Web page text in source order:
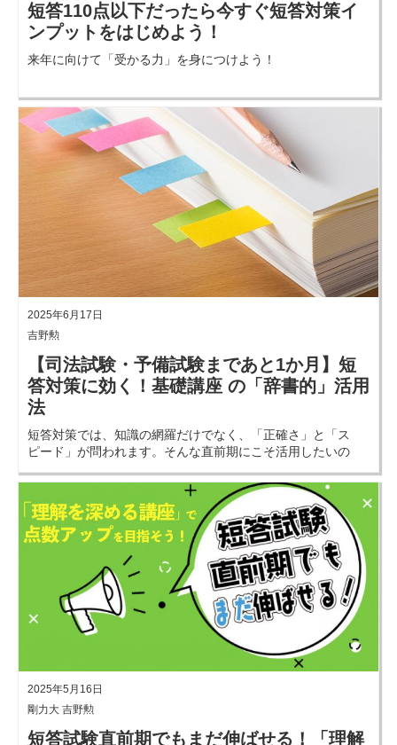
短答110点以下だったら今すぐ短答対策イ
ンプットをはじめよう！
来年に向けて「受かる力」を身につけよう！
2025年6月17日
吉野勲
【司法試験・予備試験まであと1か月】短
答対策に効く！基礎講座 の「辞書的」活用
法
短答対策では、知識の網羅だけでなく、「正確さ」と「ス
ピード」が問われます。そんな直前期にこそ活用したいの
2025年5月16日
剛力大 吉野勲
短答試験直前期でもまだ伸ばせる！「理解